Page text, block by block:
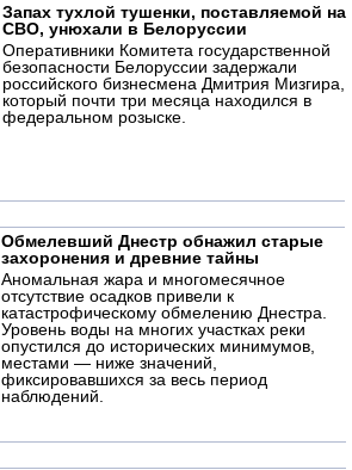
Запах тухлой тушенки, поставляемой на
СВО, унюхали в Белоруссии
Оперативники Комитета государственной
безопасности Белоруссии задержали
российского бизнесмена Дмитрия Мизгира,
который почти три месяца находился в
федеральном розыске.
Обмелевший Днестр обнажил старые
захоронения и древние тайны
Аномальная жара и многомесячное
отсутствие осадков привели к
катастрофическому обмелению Днестра.
Уровень воды на многих участках реки
опустился до исторических минимумов,
местами — ниже значений,
фиксировавшихся за весь период
наблюдений.